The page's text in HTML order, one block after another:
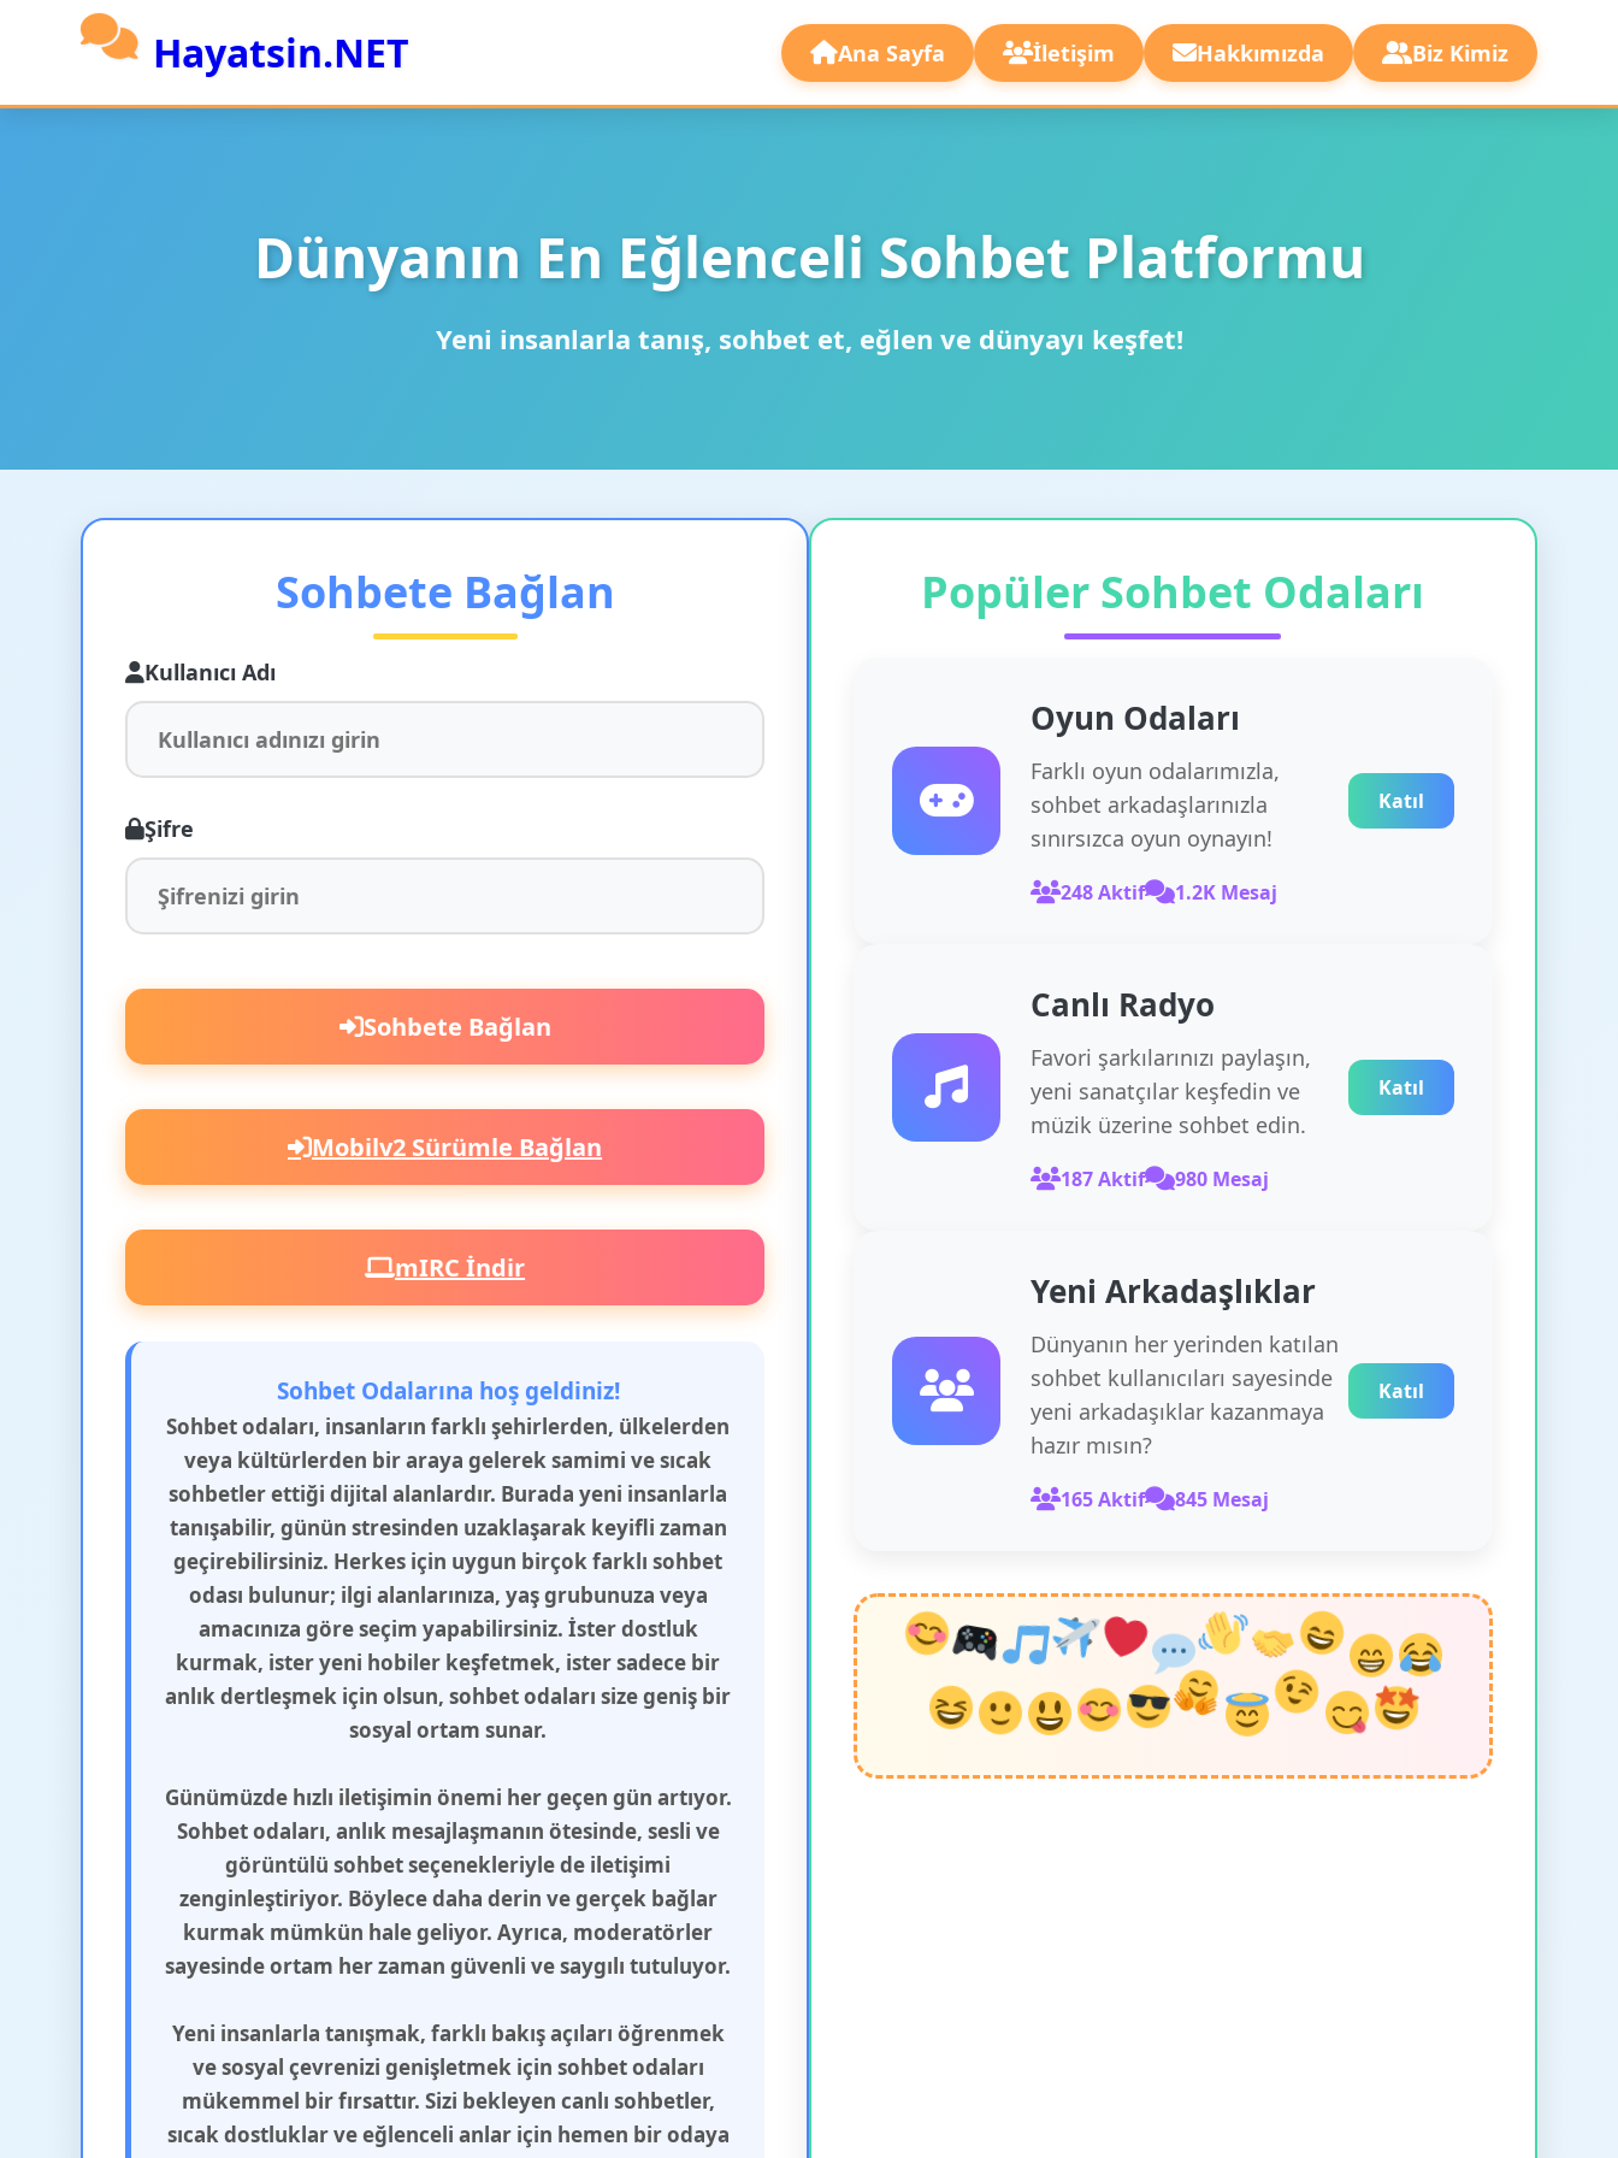
Hayatsin.NET Ana Sayfa İletişim Hakkımızda Biz Kimiz
Dünyanın En Eğlenceli Sohbet Platformu
Yeni insanlarla tanış, sohbet et, eğlen ve dünyayı keşfet!
Sohbete Bağlan
Kullanıcı Adı
Şifre
Sohbete Bağlan
Mobilv2 Sürümle Bağlan
mIRC İndir
Sohbet Odalarına hoş geldiniz!
Sohbet odaları, insanların farklı şehirlerden, ülkelerden
veya kültürlerden bir araya gelerek samimi ve sıcak
sohbetler ettiği dijital alanlardır. Burada yeni insanlarla
tanışabilir, günün stresinden uzaklaşarak keyifli zaman
geçirebilirsiniz. Herkes için uygun birçok farklı sohbet
odası bulunur; ilgi alanlarınıza, yaş grubunuza veya
amacınıza göre seçim yapabilirsiniz. İster dostluk
kurmak, ister yeni hobiler keşfetmek, ister sadece bir
anlık dertleşmek için olsun, sohbet odaları size geniş bir
sosyal ortam sunar.
Günümüzde hızlı iletişimin önemi her geçen gün artıyor.
Sohbet odaları, anlık mesajlaşmanın ötesinde, sesli ve
görüntülü sohbet seçenekleriyle de iletişimi
zenginleştiriyor. Böylece daha derin ve gerçek bağlar
kurmak mümkün hale geliyor. Ayrıca, moderatörler
sayesinde ortam her zaman güvenli ve saygılı tutuluyor.
Yeni insanlarla tanışmak, farklı bakış açıları öğrenmek
ve sosyal çevrenizi genişletmek için sohbet odaları
mükemmel bir fırsattır. Sizi bekleyen canlı sohbetler,
sıcak dostluklar ve eğlenceli anlar için hemen bir odaya
Popüler Sohbet Odaları
Oyun Odaları
Farklı oyun odalarımızla,
sohbet arkadaşlarınızla
sınırsızca oyun oynayın!
248 Aktif 1.2K Mesaj
Katıl
Canlı Radyo
Favori şarkılarınızı paylaşın,
yeni sanatçılar keşfedin ve
müzik üzerine sohbet edin.
187 Aktif 980 Mesaj
Katıl
Yeni Arkadaşlıklar
Dünyanın her yerinden katılan
sohbet kullanıcıları sayesinde
yeni arkadaşıklar kazanmaya
hazır mısın?
165 Aktif 845 Mesaj
Katıl